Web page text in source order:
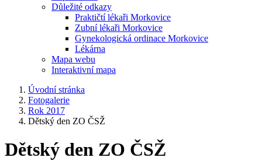
Důležité odkazy
Praktičtí lékaři Morkovice
Zubní lékaři Morkovice
Gynekologická ordinace Morkovice
Lékárna
Mapa webu
Interaktivní mapa
Úvodní stránka
Fotogalerie
Rok 2017
Dětský den ZO ČSŽ
Dětský den ZO ČSŽ